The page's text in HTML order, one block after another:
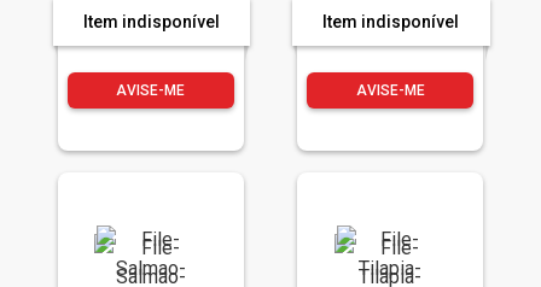
Item indisponível
AVISE-ME
Item indisponível
AVISE-ME